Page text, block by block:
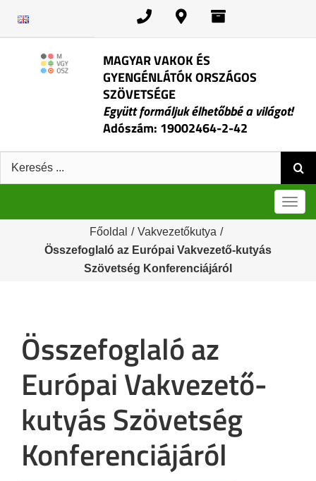
MAGYAR VAKOK ÉS
GYENGÉNLÁTÓK ORSZÁGOS
SZÖVETSÉGE
Együtt formáljuk élhetőbbé a világot!
Adószám: 19002464-2-42
Keresés:
Főoldal / Vakvezetőkutya /
Összefoglaló az Európai Vakvezető-kutyás
Szövetség Konferenciájáról
Összefoglaló az
Európai Vakvezető-
kutyás Szövetség
Konferenciájáról